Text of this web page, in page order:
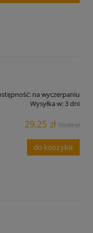
na wyczerpaniu
Wysyłka w:3 dni
29,25 zł39,00 zł
do koszyka